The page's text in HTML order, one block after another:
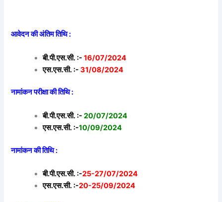
आवेदन की अंतिम तिथि :
बी.पी.एस.सी. :- 16/07/2024
एस.एस.सी. :-31/08/2024
नामांकन परीक्षा की तिथि :
बी.पी.एस.सी. :-20/07/2024
एस.एस.सी. :-10/09/2024
नामांकन की तिथि :
बी.पी.एस.सी. :-25-27/07/2024
एस.एस.सी. :-20-25/09/2024